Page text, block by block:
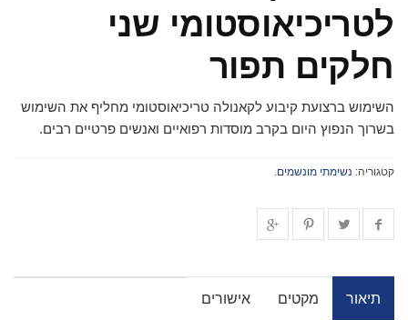
לטריכיאוסטומי שני
חלקים תפור
השימוש ברצועת קיבוע לקאנולה טריכיאוסטומי מחליף את השימוש
בשרוך הנפוץ היום בקרב מוסדות רפואיים ואנשים פרטיים רבים.
קטגוריה: נשימתי מונשמים.
תיאור מקטים אישורים